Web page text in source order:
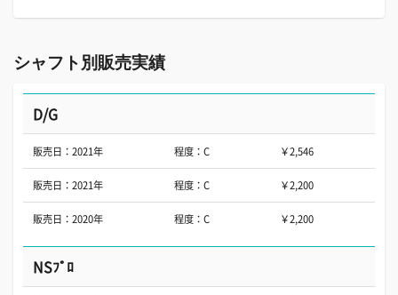
シャフト別販売実績
D/G
販売日：2021年 程度：C ￥2,546
販売日：2021年 程度：C ￥2,200
販売日：2020年 程度：C ￥2,200
NSﾌﾟﾛ